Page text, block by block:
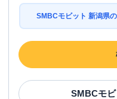
SMBCモビット 新潟県
SMBCモビ